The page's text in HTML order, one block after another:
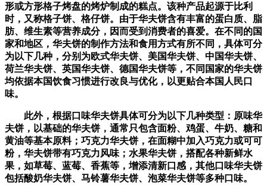
形或方形格子烤盘的烤炉制成的糕点。该种产品起源于比利
时，又称格子饼、格仔饼。由于华夫饼含有丰富的蛋白质、脂
肪、维生素等营养成分，因而受到消费者的喜爱。在不同的国
家和地区，华夫饼的制作方法和食用方式有所不同，具体可分
为以下几种，分别为欧式华夫饼、美国华夫饼、中国华夫饼、
荷兰华夫饼、英国华夫饼、德国华夫饼等，不同国家的华夫饼
均依据本国饮食习惯进行改良与优化，以更贴合本国人民口
味。
此外，根据口味华夫饼具体可分为以下几种类型：原味华
夫饼，以基础的华夫饼，通常只包含面粉、鸡蛋、牛奶、糖和
黄油等基本原料；巧克力华夫饼，在面糊中加入巧克力或可可
粉，华夫饼带有巧克力风味；水果华夫饼，搭配各种新鲜水
果，如草莓、蓝莓、香蕉等，增添清新口感，其他口味华夫饼
包括酸奶华夫饼、马铃薯华夫饼、泡菜华夫饼等多种口味。